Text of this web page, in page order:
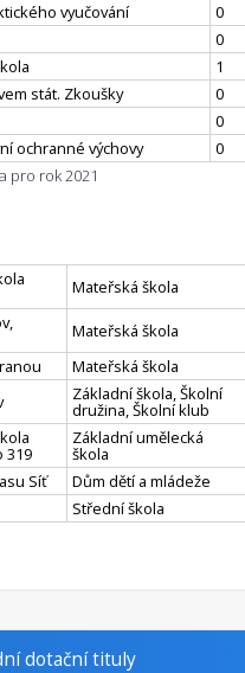
vyučování
0
0
1
stát. Zkoušky
0
0
ochranné výchovy
0
pro rok 2021
Mateřská škola
Mateřská škola
Mateřská škola
Základní škola, Školní
družina, Školní klub
319
Základní umělecká
škola
Síť
Dům dětí a mládeže
Střední škola
dotační tituly